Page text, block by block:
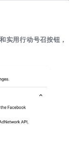
实用行动号召按钮，